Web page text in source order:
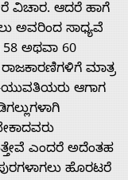
ವಿಚಾರ. ಆದರೆ ಹಾಗೆ
ಅವರಿಂದ ಸಾಧ್ಯವೆ
58 ಅಥವಾ 60
ಮಾತ್ರ
ಆಗಾಗ
ಎಂದರೆ ಅದೆಂತಹ
ಹೊರಟರೆ